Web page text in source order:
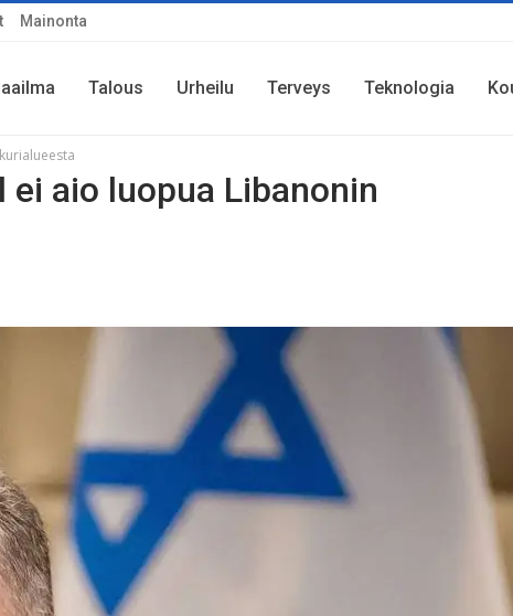
Mainonta
Talous Urheilu Terveys Teknologia
aio luopua Libanonin